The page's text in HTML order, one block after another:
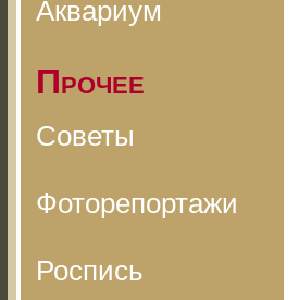
Аквариум
Прочее
Советы
Фоторепортажи
Роспись